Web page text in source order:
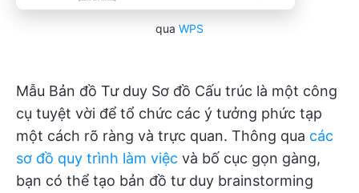
qua WPS
Mẫu Bản đồ Tư duy Sơ đồ Cấu trúc là một công
cụ tuyệt vời để tổ chức các ý tưởng phức tạp
một cách rõ ràng và trực quan. Thông qua các
sơ đồ quy trình làm việc và bố cục gọn gàng,
bạn có thể tạo bản đồ tư duy brainstorming